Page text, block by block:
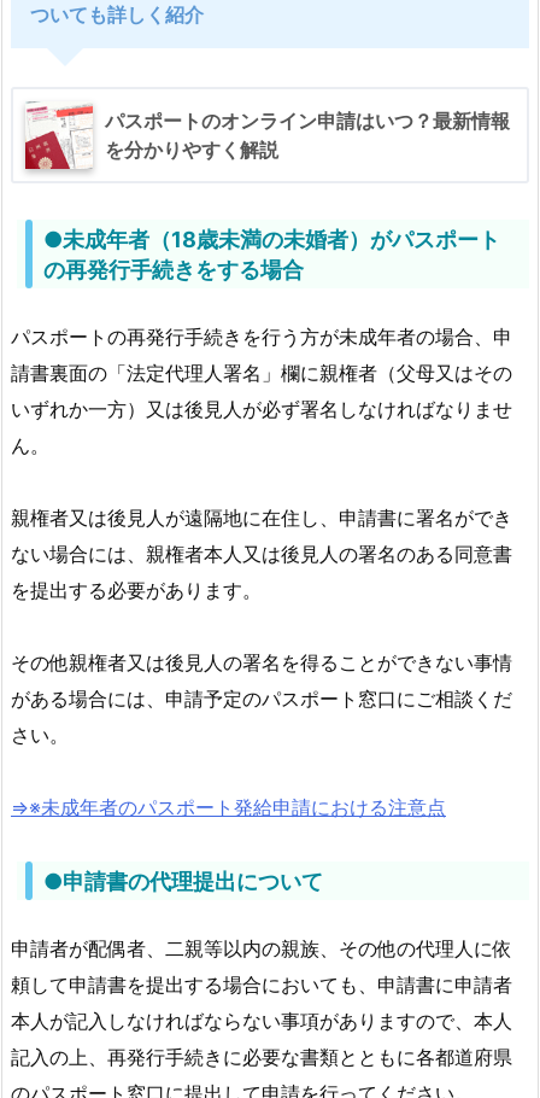
ポ
ー
の
再
発
に
必
な
書
を
く
教
え
8.
ス
ポ
ト
再
申
請
の
Ｑ
＆
ついても詳しく紹介
パスポートのオンライン申請はいつ？最新情報
を分かりやすく解説
●未成年者（18歳未満の未婚者）がパスポート
の再発行手続きをする場合
パスポートの再発行手続きを行う方が未成年者の場合、申
請書裏面の「法定代理人署名」欄に親権者（父母又はその
いずれか一方）又は後見人が必ず署名しなければなりませ
ん。
親権者又は後見人が遠隔地に在住し、申請書に署名ができ
ない場合には、親権者本人又は後見人の署名のある同意書
を提出する必要があります。
その他親権者又は後見人の署名を得ることができない事情
がある場合には、申請予定のパスポート窓口にご相談くだ
さい。
⇒※未成年者のパスポート発給申請における注意点
●申請書の代理提出について
申請者が配偶者、二親等以内の親族、その他の代理人に依
頼して申請書を提出する場合においても、申請書に申請者
本人が記入しなければならない事項がありますので、本人
記入の上、再発行手続きに必要な書類とともに各都道府県